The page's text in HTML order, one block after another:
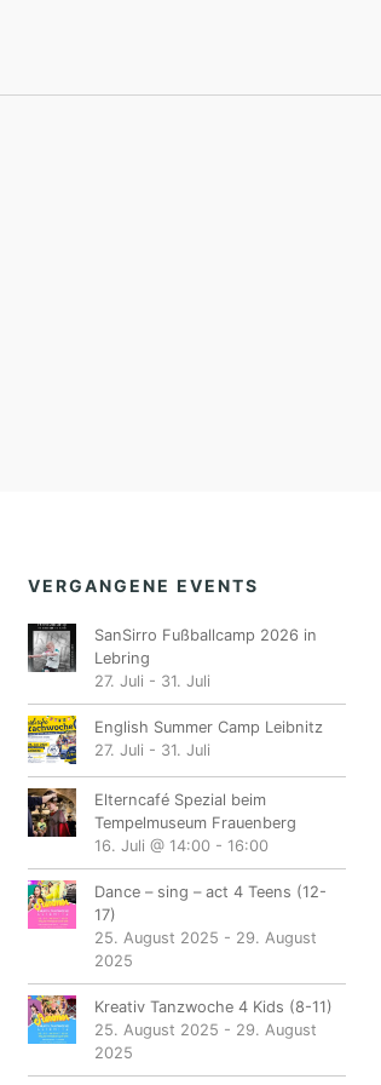
VERGANGENE EVENTS
SanSirro Fußballcamp 2026 in
Lebring
27. Juli - 31. Juli
English Summer Camp Leibnitz
27. Juli - 31. Juli
Elterncafé Spezial beim
Tempelmuseum Frauenberg
16. Juli @ 14:00 - 16:00
Dance – sing – act 4 Teens (12-
17)
25. August 2025 - 29. August
2025
Kreativ Tanzwoche 4 Kids (8-11)
25. August 2025 - 29. August
2025